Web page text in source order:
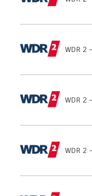
WDR 2
WDR 2
WDR 2